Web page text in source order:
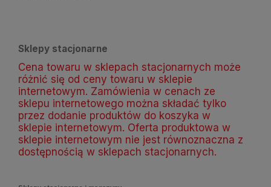
Sklepy stacjonarne
Cena towaru w sklepach stacjonarnych może
różnić się od ceny towaru w sklepie
internetowym. Zamówienia w cenach ze
sklepu internetowego można składać tylko
przez dodanie produktów do koszyka w
sklepie internetowym. Oferta produktowa w
sklepie internetowym nie jest równoznaczna z
dostępnością w sklepach stacjonarnych.